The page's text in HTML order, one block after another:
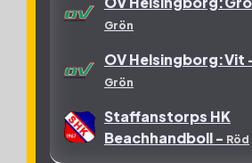
Grön
OV Helsingborg:Vit
Grön
Staffanstorps HK
Beachhandboll - Röd